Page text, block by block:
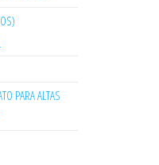
PARA ALTAS